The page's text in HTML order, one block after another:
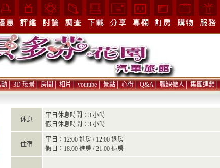
│3D 環景│房間│相片│youtube│景點│心得│Q&A│職缺徵人│集團連鎖│
休息
平日休息時間：3 小時
假日休息時間：3 小時
住宿
平日：12:00 進房 / 12:00 退房
假日：18:00 進房 / 21:00 退房